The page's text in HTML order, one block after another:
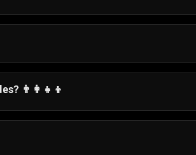
descarregar nada.
de resolução de problemas, a
Doods incentivam o pensamento
👨‍👩‍👧‍👦
para serem acessíveis tanto para
coloridos, mantendo puzzles